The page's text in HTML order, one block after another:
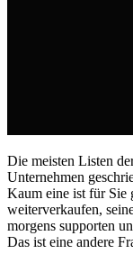
Die meisten Listen
Unternehmen
Kaum eine ist für Sie
weiterverkaufen,
morgens supporten
Das ist eine andere